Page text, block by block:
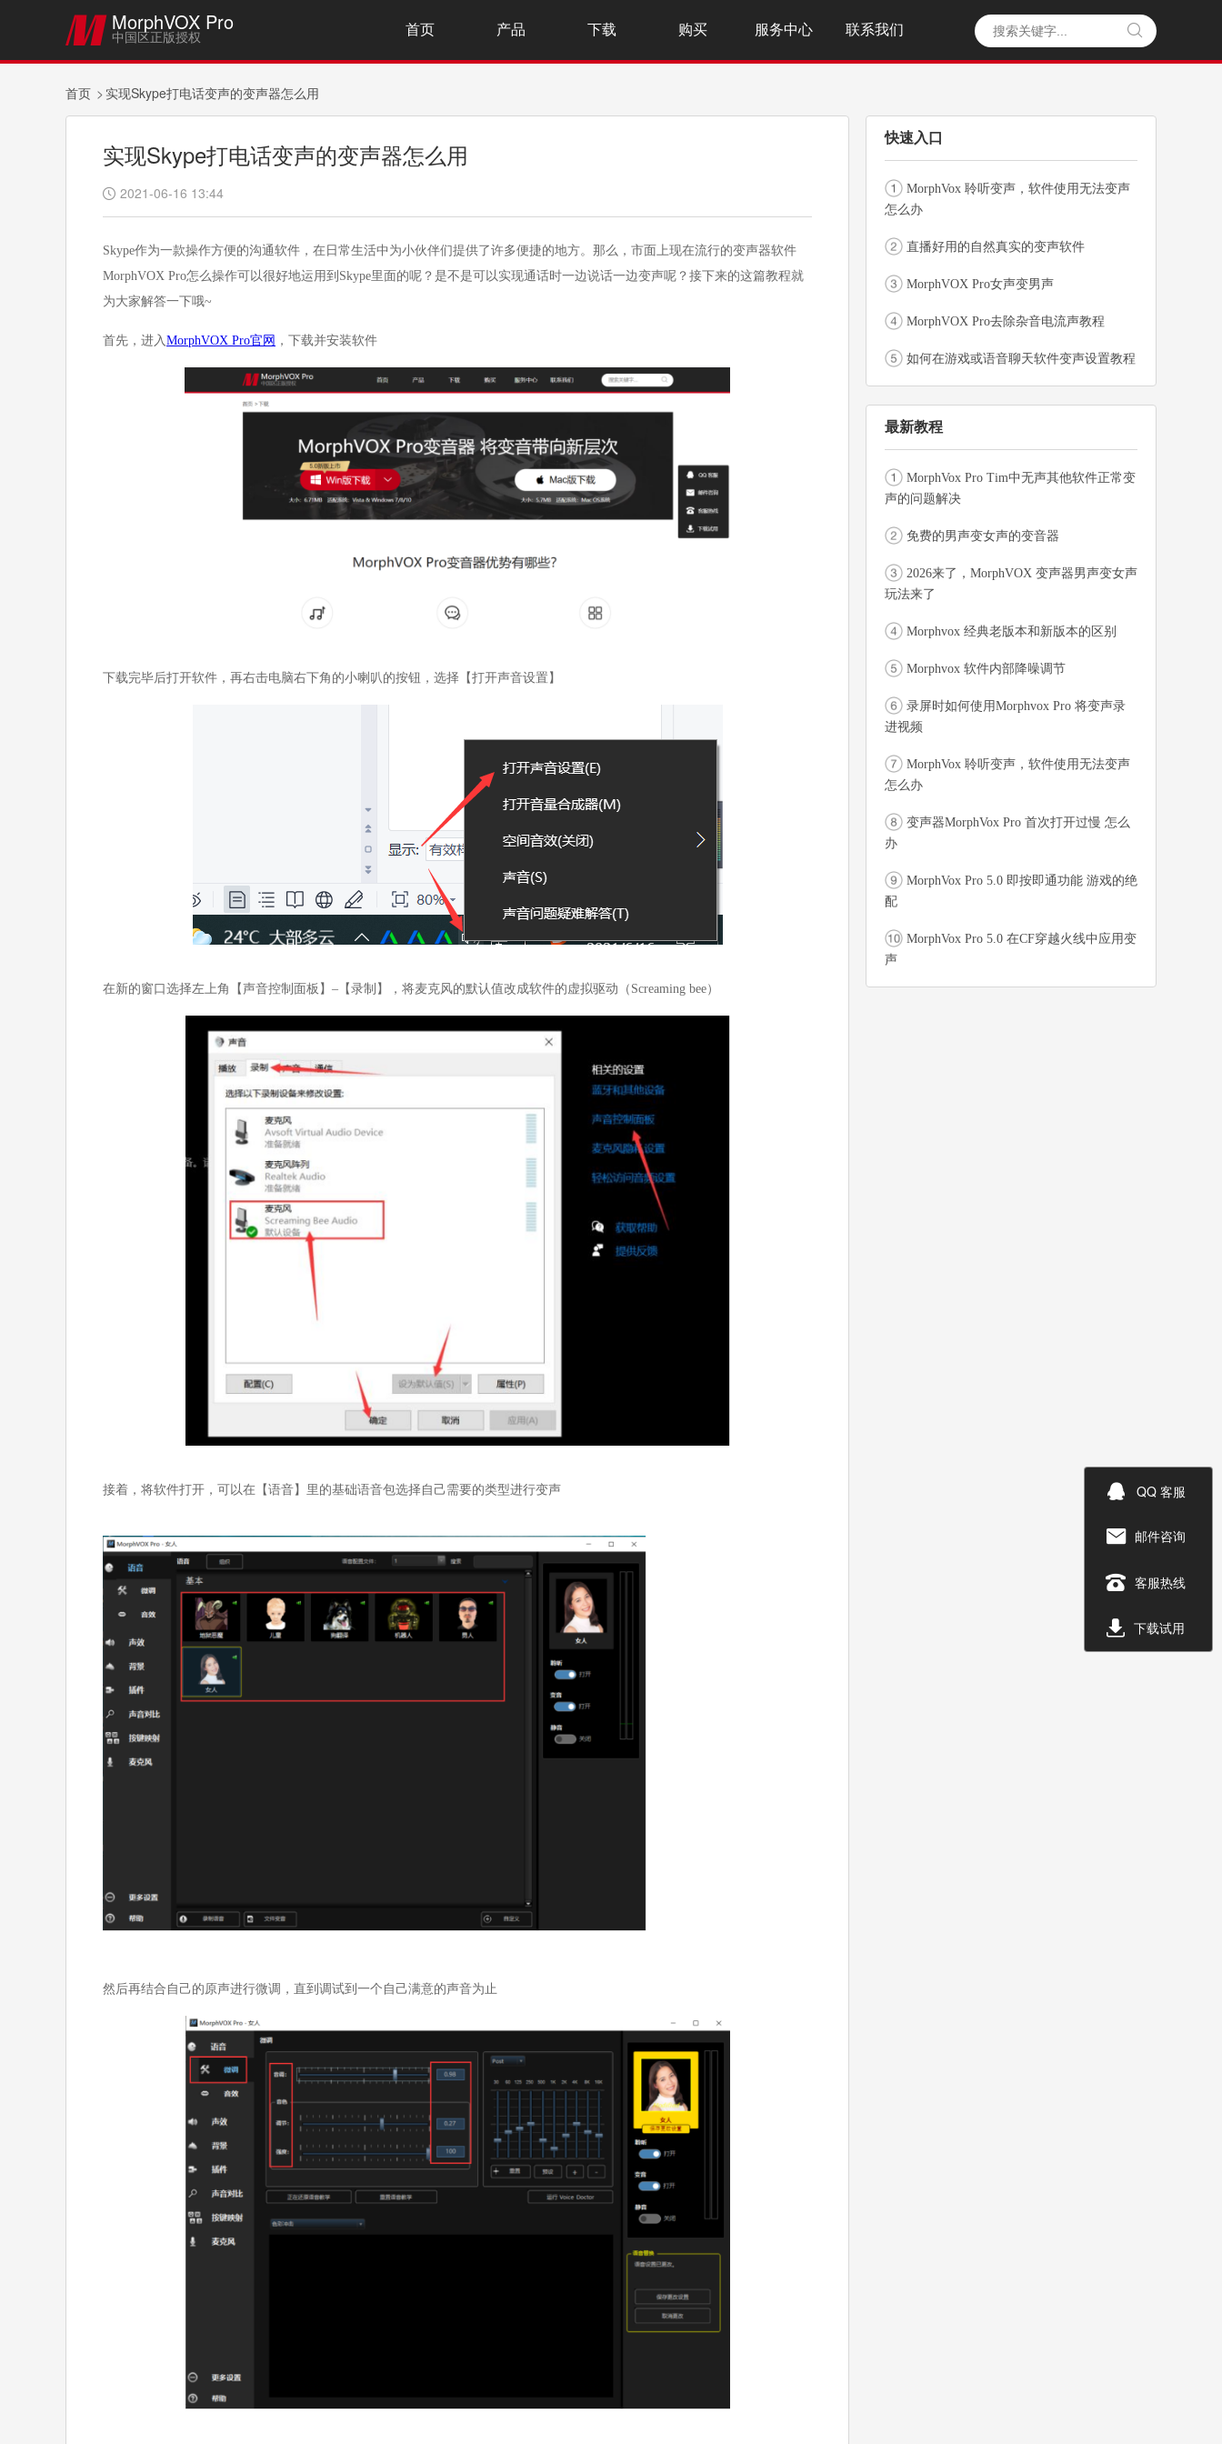
 MorphVOX Pro
中国区正版授权

首页 产品 下载 购买 服务中心 联系我们
首页 实现Skype打电话变声的变声器怎么用
实现Skype打电话变声的变声器怎么用
 2021-06-16 13:44
Skype作为一款操作方便的沟通软件，在日常生活中为小伙伴们提供了许多便捷的地方。那么，市面上现在流行的变声器软件
MorphVOX Pro怎么操作可以很好地运用到Skype里面的呢？是不是可以实现通话时一边说话一边变声呢？接下来的这篇教程就
为大家解答一下哦~
首先，进入MorphVOX Pro官网 ，下载并安装软件
下载完毕后打开软件，再右击电脑右下角的小喇叭的按钮，选择【打开声音设置】
在新的窗口选择左上角【声音控制面板】–【录制】，将麦克风的默认值改成软件的虚拟驱动（Screaming bee）
接着，将软件打开，可以在【语音】里的基础语音包选择自己需要的类型进行变声
然后再结合自己的原声进行微调，直到调试到一个自己满意的声音为止
快速入口
MorphVox 聆听变声，软件使用无法变声
怎么办
直播好用的自然真实的变声软件
MorphVOX Pro女声变男声
MorphVOX Pro去除杂音电流声教程
如何在游戏或语音聊天软件变声设置教程
最新教程
MorphVox Pro Tim中无声其他软件正常变
声的问题解决
免费的男声变女声的变音器
2026来了，MorphVOX 变声器男声变女声
玩法来了
Morphvox 经典老版本和新版本的区别
Morphvox 软件内部降噪调节
录屏时如何使用Morphvox Pro 将变声录
进视频
MorphVox 聆听变声，软件使用无法变声
怎么办
变声器MorphVox Pro 首次打开过慢 怎么
办
MorphVox Pro 5.0 即按即通功能 游戏的绝
配
MorphVox Pro 5.0 在CF穿越火线中应用变
声
 QQ 客服
 邮件咨询
 客服热线
 下载试用